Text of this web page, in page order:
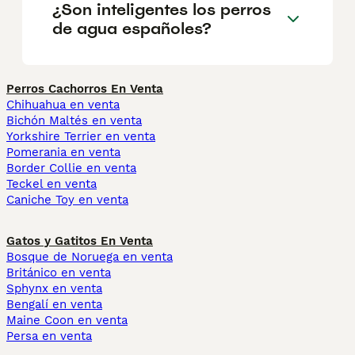
¿Son inteligentes los perros
de agua españoles?
Perros Cachorros En Venta
Chihuahua en venta
Bichón Maltés en venta
Yorkshire Terrier en venta
Pomerania en venta
Border Collie en venta
Teckel en venta
Caniche Toy en venta
Gatos y Gatitos En Venta
Bosque de Noruega en venta
Británico en venta
Sphynx en venta
Bengalí en venta
Maine Coon en venta
Persa en venta